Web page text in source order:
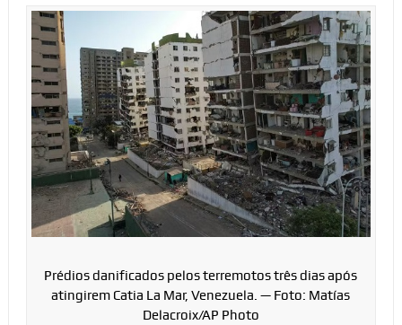
Prédios danificados pelos terremotos três dias após
atingirem Catia La Mar, Venezuela. — Foto: Matías
Delacroix/AP Photo